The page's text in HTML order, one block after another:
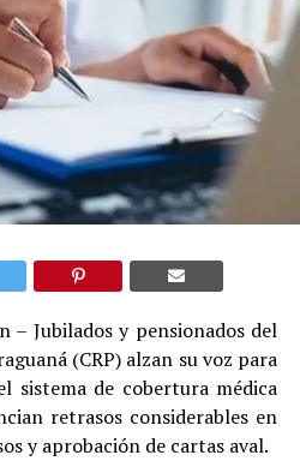
– Jubilados y pensionados del
(CRP) alzan su voz para
sistema de cobertura médica
retrasos considerables en
y aprobación de cartas aval.